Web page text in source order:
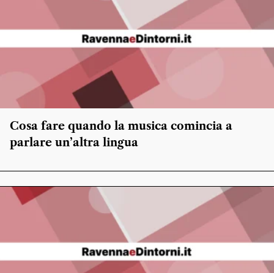
Cosa fare quando la musica comincia a
parlare un’altra lingua